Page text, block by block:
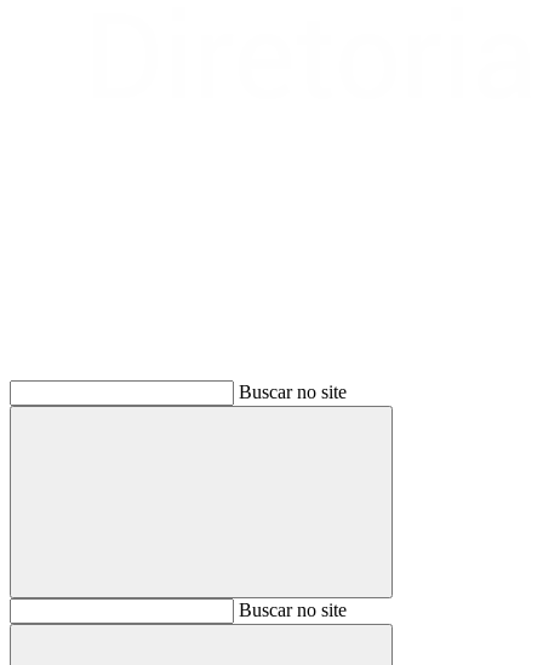
Buscar no site
BuscarBuscar no site